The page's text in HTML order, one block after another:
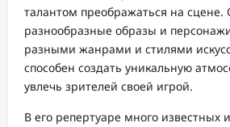
талантом преображаться на
разнообразные образы и
разными жанрами и стилями
способен создать уникальную
увлечь зрителей своей игрой.
В его репертуаре много известных